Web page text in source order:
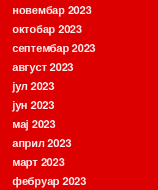
новембар 2023
октобар 2023
септембар 2023
август 2023
јул 2023
јун 2023
мај 2023
април 2023
март 2023
фебруар 2023